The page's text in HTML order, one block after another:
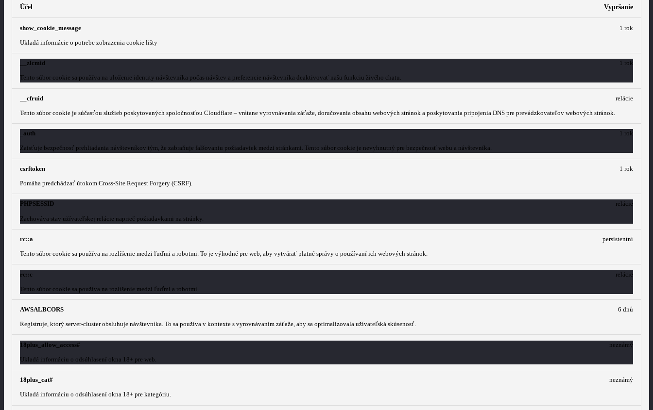
Účel Vypršanie
show_cookie_message
Ukladá informácie o potrebe zobrazenia cookie lišty
1 rok
__zlcmid
Tento súbor cookie sa používa na uloženie identity návštevníka počas návštev a preferencie návštevníka deaktivovať našu funkciu živého chatu.
1 rok
__cfruid
Tento súbor cookie je súčasťou služieb poskytovaných spoločnosťou Cloudflare – vrátane vyrovnávania záťaže, doručovania obsahu webových stránok a poskytovania pripojenia DNS pre prevádzkovateľov webových stránok.
relácie
_auth
Zaisťuje bezpečnosť prehliadania návštevníkov tým, že zabraňuje falšovaniu požiadaviek medzi stránkami. Tento súbor cookie je nevyhnutný pre bezpečnosť webu a návštevníka.
1 rok
csrftoken
Pomáha predchádzať útokom Cross-Site Request Forgery (CSRF).
1 rok
PHPSESSID
Zachováva stav užívateľskej relácie naprieč požiadavkami na stránky.
relácie
rc::a
Tento súbor cookie sa používa na rozlíšenie medzi ľuďmi a robotmi. To je výhodné pre web, aby vytvárať platné správy o používaní ich webových stránok.
persistentní
rc::c
Tento súbor cookie sa používa na rozlíšenie medzi ľuďmi a robotmi.
relácie
AWSALBCORS
Registruje, ktorý server-cluster obsluhuje návštevníka. To sa používa v kontexte s vyrovnávaním záťaže, aby sa optimalizovala užívateľská skúsenosť.
6 dnů
18plus_allow_access#
Ukladá informáciu o odsúhlasení okna 18+ pre web.
neznámý
18plus_cat#
Ukladá informáciu o odsúhlasení okna 18+ pre kategóriu.
neznámý